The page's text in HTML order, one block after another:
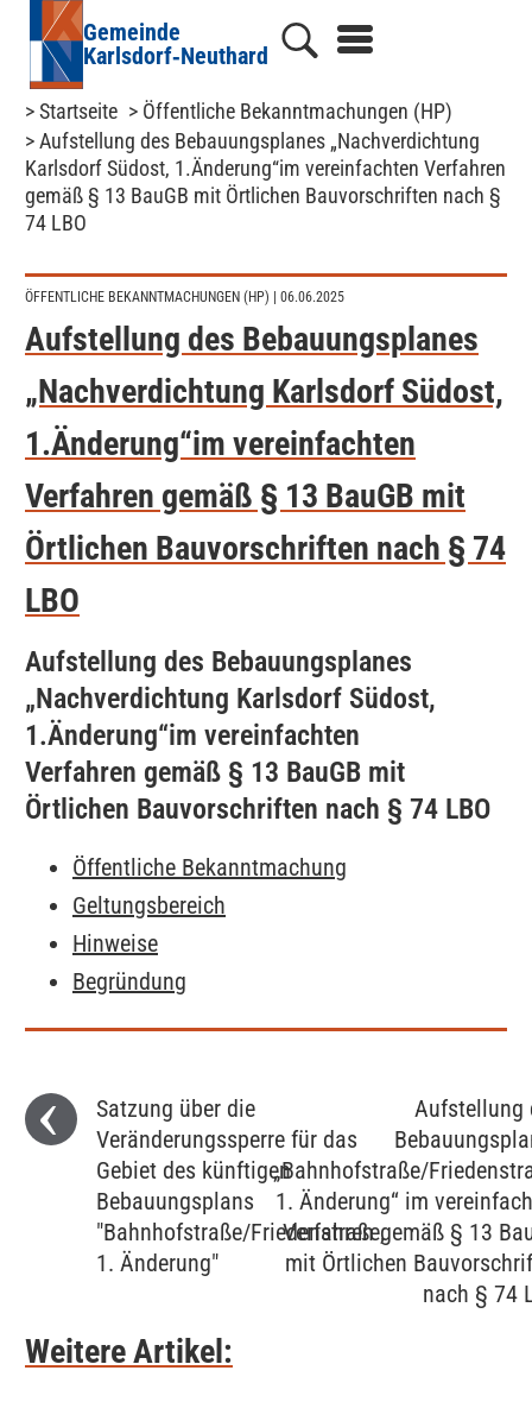
Gemeinde
Karlsdorf‑Neuthard
> Startseite > Öffentliche Bekanntmachungen (HP)
> Aufstellung des Bebauungsplanes „Nachverdichtung
Karlsdorf Südost, 1.Änderung“im vereinfachten Verfahren
gemäß § 13 BauGB mit Örtlichen Bauvorschriften nach §
74 LBO
ÖFFENTLICHE BEKANNTMACHUNGEN (HP) | 06.06.2025
Aufstellung des Bebauungsplanes
„Nachverdichtung Karlsdorf Südost,
1.Änderung“im vereinfachten
Verfahren gemäß § 13 BauGB mit
Örtlichen Bauvorschriften nach § 74
LBO
Aufstellung des Bebauungsplanes
„Nachverdichtung Karlsdorf Südost,
1.Änderung“im vereinfachten
Verfahren gemäß § 13 BauGB mit
Örtlichen Bauvorschriften nach § 74 LBO
Öffentliche Bekanntmachung
Geltungsbereich
Hinweise
Begründung
Satzung über die
Veränderungssperre für das
Gebiet des künftigen
Bebauungsplans
"Bahnhofstraße/Friedenstraße,
1. Änderung"
Aufstellung
„Bahnhofstraße/
1. Änderung“ im
Verfahren gemäß § 13
mit Örtlichen
nach § 74
Weitere Artikel: